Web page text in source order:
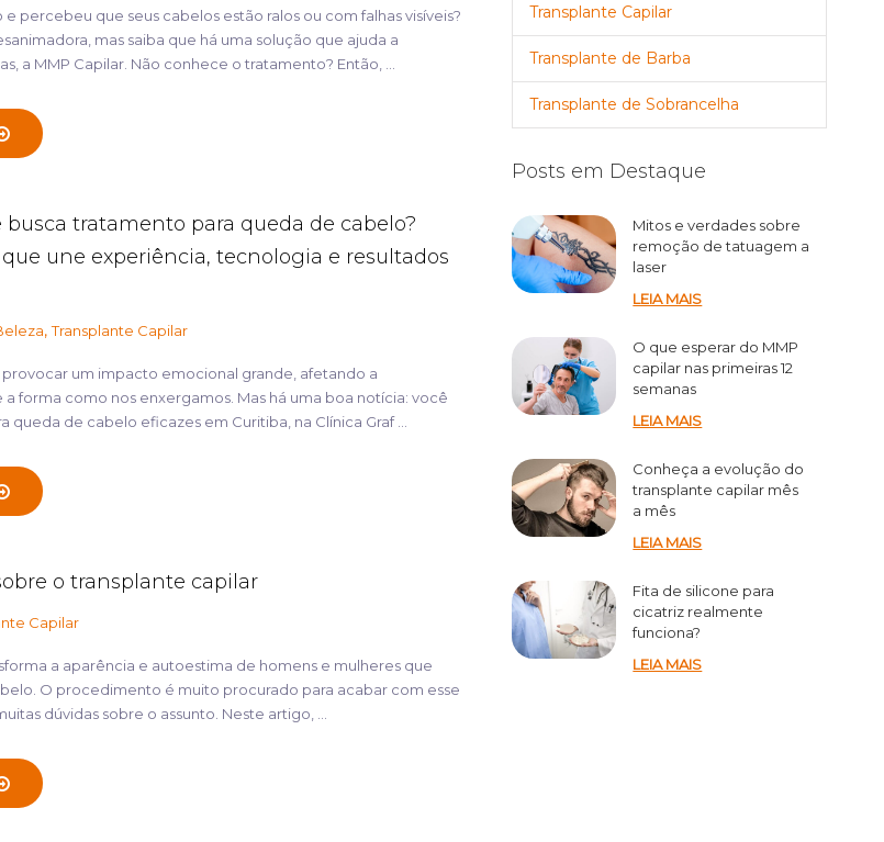
percebeu que seus cabelos estão ralos ou com falhas visíveis?
mas saiba que há uma solução que ajuda a
a MMP Capilar. Não conhece o tratamento? Então, ...
busca tratamento para queda de cabelo?
une experiência, tecnologia e resultados
,Transplante Capilar
um impacto emocional grande, afetando a
forma como nos enxergamos. Mas há uma boa notícia: você
queda de cabelo eficazes em Curitiba, na Clínica Graf ...
o transplante capilar
Capilar
a aparência e autoestima de homens e mulheres que
O procedimento é muito procurado para acabar com esse
dúvidas sobre o assunto. Neste artigo, ...
Transplante Capilar
Transplante de Barba
Transplante de Sobrancelha
Posts em Destaque
Mitos e verdades sobre
remoção de tatuagem a
laser
LEIA MAIS
O que esperar do MMP
capilar nas primeiras 12
semanas
LEIA MAIS
Conheça a evolução do
transplante capilar mês
a mês
LEIA MAIS
Fita de silicone para
cicatriz realmente
funciona?
LEIA MAIS